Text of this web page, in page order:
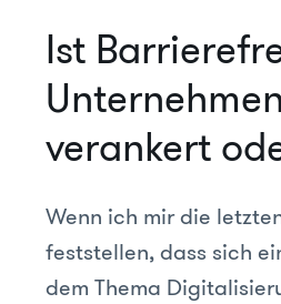
Ist
verankert
Wenn ich mir die
feststellen, dass sich
dem Thema